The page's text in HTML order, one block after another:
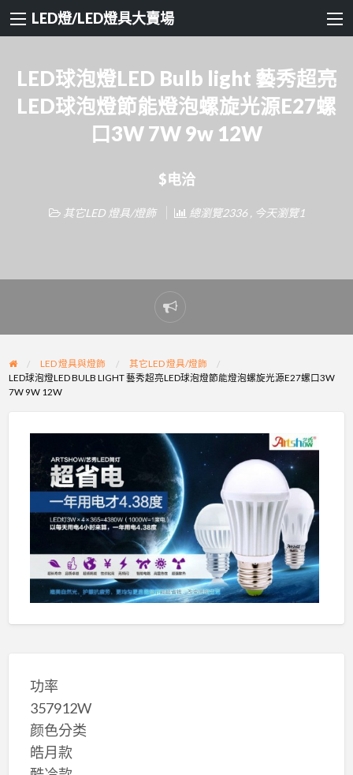
LED燈/LED燈具大賣場
LED球泡燈LED Bulb light 藝秀超亮
LED球泡燈節能燈泡螺旋光源E27螺
口3W 7W 9w 12W
$电洽
其它LED 燈具/燈飾 總瀏覽2336 , 今天瀏覽1
Report
problem
LED 燈具與燈飾
其它LED 燈具/燈飾
LED球泡燈LED BULB LIGHT 藝秀超亮LED球泡燈節能燈泡螺旋光源E27螺口3W
7W 9W 12W
功率
357912W
颜色分类
皓月款